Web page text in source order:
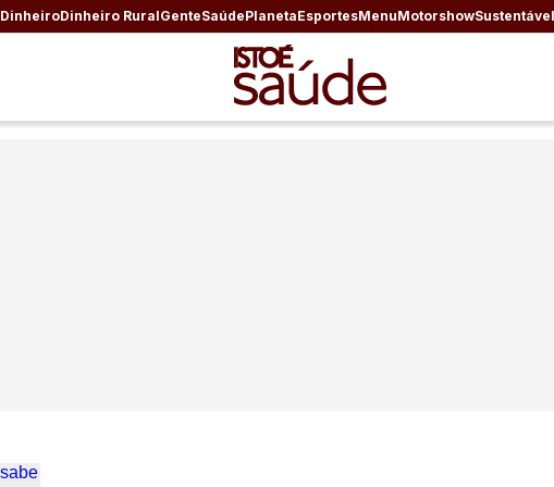
DinheiroDinheiro RuralGenteSaúdePlanetaEsportesMenuMotorshowSustentável